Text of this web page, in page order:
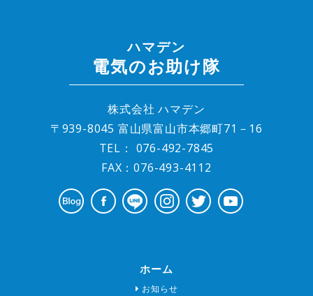
ハマデン
電気のお助け隊
株式会社 ハマデン
〒939-8045 富山県富山市本郷町71－16
TEL： 076-492-7845
FAX：076-493-4112
ホーム
お知らせ